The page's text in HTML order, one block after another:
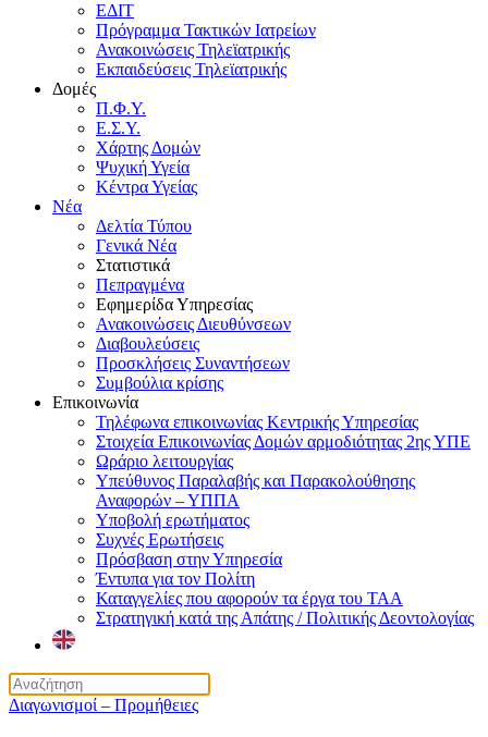
ΕΔΙΤ
Πρόγραμμα Τακτικών Ιατρείων
Ανακοινώσεις Τηλεϊατρικής
Εκπαιδεύσεις Τηλεϊατρικής
Δομές
Π.Φ.Υ.
Ε.Σ.Υ.
Χάρτης Δομών
Ψυχική Υγεία
Κέντρα Υγείας
Νέα
Δελτία Τύπου
Γενικά Νέα
Στατιστικά
Πεπραγμένα
Εφημερίδα Υπηρεσίας
Ανακοινώσεις Διευθύνσεων
Διαβουλεύσεις
Προσκλήσεις Συναντήσεων
Συμβούλια κρίσης
Επικοινωνία
Τηλέφωνα επικοινωνίας Κεντρικής Υπηρεσίας
Στοιχεία Επικοινωνίας Δομών αρμοδιότητας 2ης ΥΠΕ
Ωράριο λειτουργίας
Υπεύθυνος Παραλαβής και Παρακολούθησης
Αναφορών – ΥΠΠΑ
Υποβολή ερωτήματος
Συχνές Ερωτήσεις
Πρόσβαση στην Υπηρεσία
Έντυπα για τον Πολίτη
Καταγγελίες που αφορούν τα έργα του ΤΑΑ
Στρατηγική κατά της Απάτης / Πολιτικής Δεοντολογίας
Διαγωνισμοί – Προμήθειες